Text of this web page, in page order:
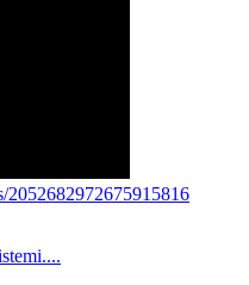
2052682972675915816